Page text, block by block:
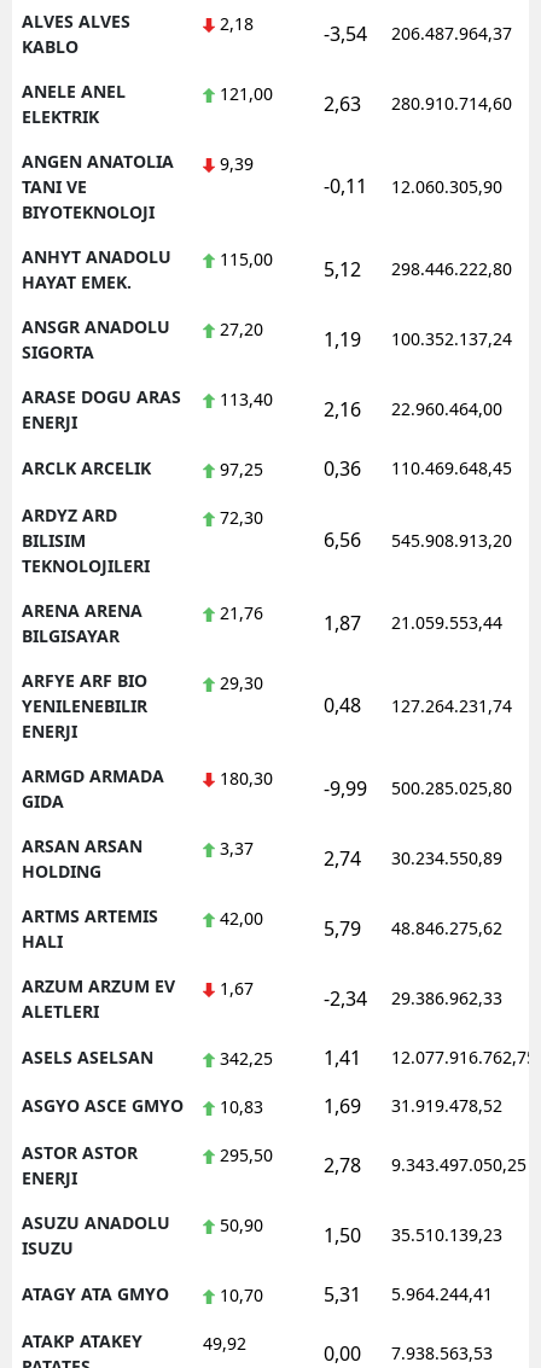
Yalova
Karabük
Osmaniye
ALVES ALVES
KABLO
2,18 -3,54 206.487.964,37
ANELE ANEL
ELEKTRIK
121,00 2,63 280.910.714,60
ANGEN ANATOLIA
TANI VE
BIYOTEKNOLOJI
9,39
-0,11 12.060.305,90
ANHYT ANADOLU
HAYAT EMEK.
115,00 5,12 298.446.222,80
ANSGR ANADOLU
SIGORTA
27,20 1,19 100.352.137,24
ARASE DOGU ARAS
ENERJI
113,40 2,16 22.960.464,00
ARCLK ARCELIK 97,25 0,36 110.469.648,45
ARDYZ ARD
BILISIM
TEKNOLOJILERI
72,30
6,56 545.908.913,20
ARENA ARENA
BILGISAYAR
21,76 1,87 21.059.553,44
ARFYE ARF BIO
YENILENEBILIR
ENERJI
29,30
0,48 127.264.231,74
ARMGD ARMADA
GIDA
180,30 -9,99 500.285.025,80
ARSAN ARSAN
HOLDING
3,37 2,74 30.234.550,89
ARTMS ARTEMIS
HALI
42,00 5,79 48.846.275,62
ARZUM ARZUM EV
ALETLERI
1,67 -2,34 29.386.962,33
ASELS ASELSAN 342,25 1,41 12.077.916.762,75
ASGYO ASCE GMYO 10,83 1,69 31.919.478,52
ASTOR ASTOR
ENERJI
295,50 2,78 9.343.497.050,25
ASUZU ANADOLU
ISUZU
50,90 1,50 35.510.139,23
ATAGY ATA GMYO 10,70 5,31 5.964.244,41
ATAKP ATAKEY
49,92 0,00 7.938.563,53